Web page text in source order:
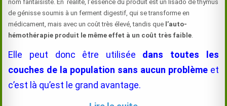
nom fantaisiste. En réalité, l’essence du produit est un lisado de thymus
de génisse soumis à un ferment digestif, qui se transforme en
médicament, mais avec un coût très élevé, tandis que l’auto-
hémothérapie produit le même effet à un coût très faible
Elle peut donc être utilisée dans toutes les
couches de la population sans aucun problèmeet
c’est là qu’est le grand avantage.